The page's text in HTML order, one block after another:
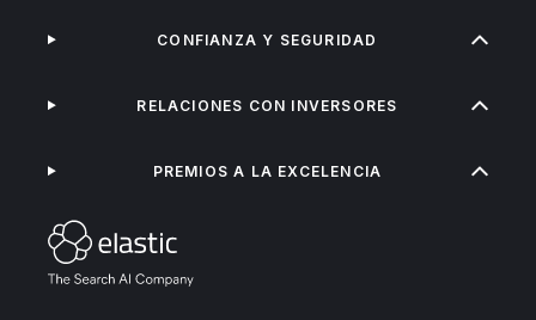
CONFIANZA Y SEGURIDAD
RELACIONES CON INVERSORES
PREMIOS A LA EXCELENCIA